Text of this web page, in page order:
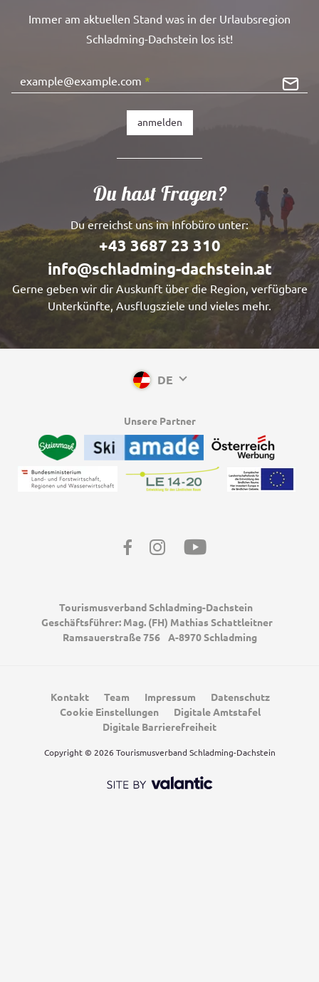
Immer am aktuellen Stand was in der Urlaubsregion
Schladming-Dachstein los ist!
example@example.com *
anmelden
Du hast Fragen?
Du erreichst uns im Infobüro unter:
+43 3687 23 310
info@schladming-dachstein.at
Gerne geben wir dir Auskunft über die Region, verfügbare
Unterkünfte, Ausflugsziele und vieles mehr.
Unsere Partner
DE
Tourismusverband Schladming-Dachstein
Geschäftsführer: Mag. (FH) Mathias Schattleitner
Ramsauerstraße 756
A-8970 Schladming
FacebookInstagramYoutube
Copyright © 2026 Tourismusverband Schladming-Dachstein
Kontakt Team Impressum
Datenschutz
Cookie Einstellungen
Digitale Amtstafel
Digitale Barrierefreiheit